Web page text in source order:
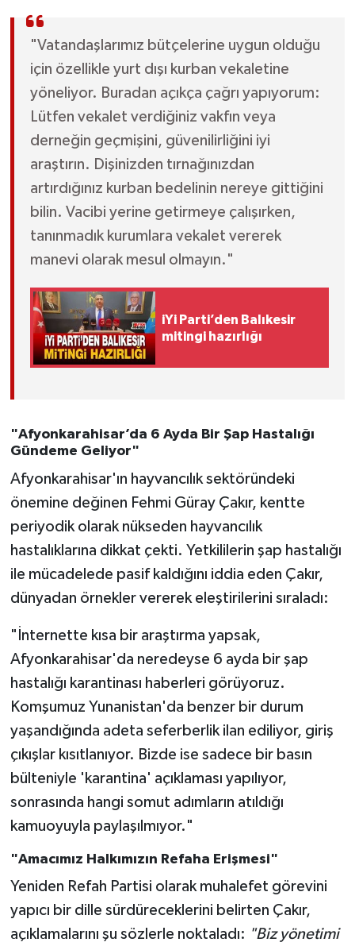
"Vatandaşlarımız bütçelerine uygun olduğu
için özellikle yurt dışı kurban vekaletine
yöneliyor. Buradan açıkça çağrı yapıyorum:
Lütfen vekalet verdiğiniz vakfın veya
derneğin geçmişini, güvenilirliğini iyi
araştırın. Dişinizden tırnağınızdan
artırdığınız kurban bedelinin nereye gittiğini
bilin. Vacibi yerine getirmeye çalışırken,
tanınmadık kurumlara vekalet vererek
manevi olarak mesul olmayın."
iYi Parti’den Balıkesir
mitingi hazırlığı
"Afyonkarahisar’da 6 Ayda Bir Şap Hastalığı
Gündeme Geliyor"
Afyonkarahisar'ın hayvancılık sektöründeki
önemine değinen Fehmi Güray Çakır, kentte
periyodik olarak nükseden hayvancılık
hastalıklarına dikkat çekti. Yetkililerin şap hastalığı
ile mücadelede pasif kaldığını iddia eden Çakır,
dünyadan örnekler vererek eleştirilerini sıraladı:
"İnternette kısa bir araştırma yapsak,
Afyonkarahisar'da neredeyse 6 ayda bir şap
hastalığı karantinası haberleri görüyoruz.
Komşumuz Yunanistan'da benzer bir durum
yaşandığında adeta seferberlik ilan ediliyor, giriş
çıkışlar kısıtlanıyor. Bizde ise sadece bir basın
bülteniyle 'karantina' açıklaması yapılıyor,
sonrasında hangi somut adımların atıldığı
kamuoyuyla paylaşılmıyor."
"Amacımız Halkımızın Refaha Erişmesi"
Yeniden Refah Partisi olarak muhalefet görevini
yapıcı bir dille sürdüreceklerini belirten Çakır,
açıklamalarını şu sözlerle noktaladı: "Biz yönetimi